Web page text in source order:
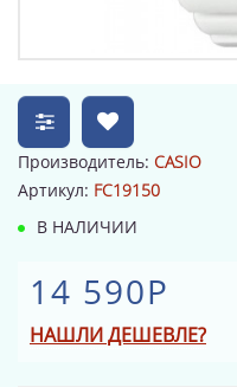
Производитель: CASIO
Артикул: FC19150
В НАЛИЧИИ
14 590Р
НАШЛИ ДЕШЕВЛЕ?